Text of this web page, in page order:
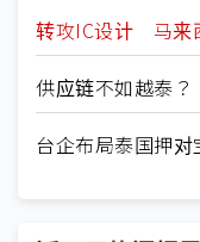
转攻IC设计 马来
供应链不如越泰
台企布局泰国押